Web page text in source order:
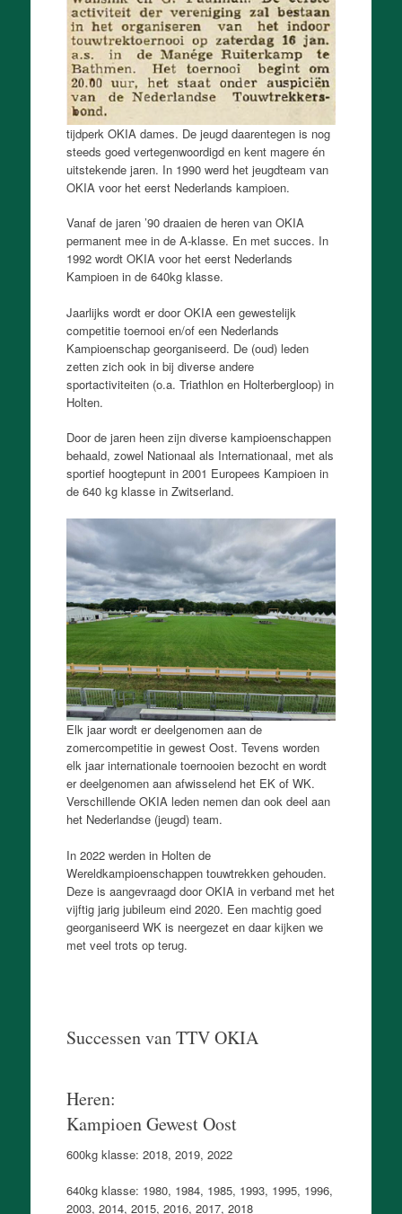
tijdperk OKIA dames. De jeugd daarentegen is nog
steeds goed vertegenwoordigd en kent magere én
uitstekende jaren. In 1990 werd het jeugdteam van
OKIA voor het eerst Nederlands kampioen.
Vanaf de jaren ’90 draaien de heren van OKIA
permanent mee in de A-klasse. En met succes. In
1992 wordt OKIA voor het eerst Nederlands
Kampioen in de 640kg klasse.
Jaarlijks wordt er door OKIA een gewestelijk
competitie toernooi en/of een Nederlands
Kampioenschap georganiseerd. De (oud) leden
zetten zich ook in bij diverse andere
sportactiviteiten (o.a. Triathlon en Holterbergloop) in
Holten.
Door de jaren heen zijn diverse kampioenschappen
behaald, zowel Nationaal als Internationaal, met als
sportief hoogtepunt in 2001 Europees Kampioen in
de 640 kg klasse in Zwitserland.
Elk jaar wordt er deelgenomen aan de
zomercompetitie in gewest Oost. Tevens worden
elk jaar internationale toernooien bezocht en wordt
er deelgenomen aan afwisselend het EK of WK.
Verschillende OKIA leden nemen dan ook deel aan
het Nederlandse (jeugd) team.
In 2022 werden in Holten de
Wereldkampioenschappen touwtrekken gehouden.
Deze is aangevraagd door OKIA in verband met het
vijftig jarig jubileum eind 2020. Een machtig goed
georganiseerd WK is neergezet en daar kijken we
met veel trots op terug.
Successen van TTV OKIA
Heren:
Kampioen Gewest Oost
600kg klasse: 2018, 2019, 2022
640kg klasse: 1980, 1984, 1985, 1993, 1995, 1996,
2003, 2014, 2015, 2016, 2017, 2018